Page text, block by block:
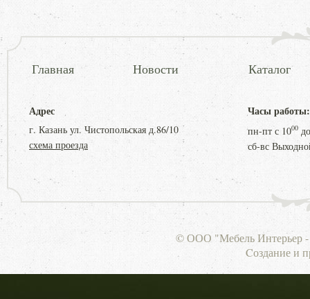
Главная Новости Каталог
Адрес
г. Казань ул. Чистопольская д.86/10
схема проезда
Часы работы:
пн-пт с 1000
сб-вс
© ООО "Мебель Интерьер -
Cоздание и